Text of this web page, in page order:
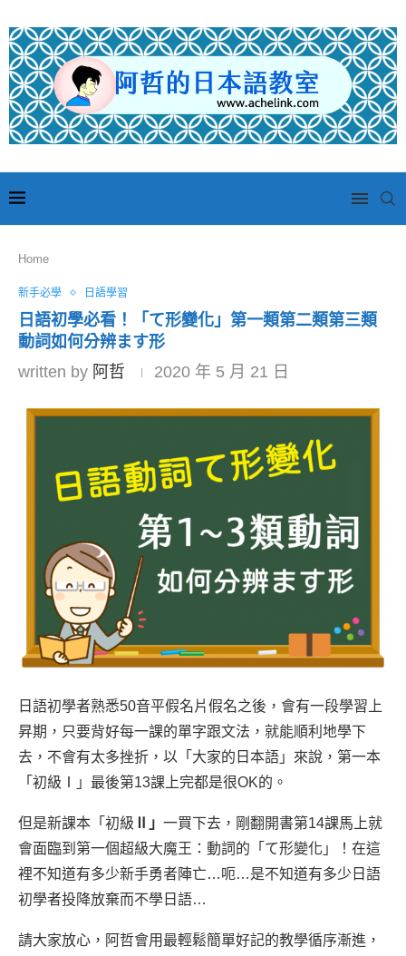
Home
新手必學 日語學習
日語初學必看！「て形變化」第一類第二類第三類
動詞如何分辨ます形
written by 阿哲 2020 年 5 月 21 日
日語初學者熟悉50音平假名片假名之後，會有一段學習上
昇期，只要背好每一課的單字跟文法，就能順利地學下
去，不會有太多挫折，以「大家的日本語」來說，第一本
「初級Ⅰ」最後第13課上完都是很OK的。
但是新課本「初級 Ⅱ」 一買下去，剛翻開書第14課馬上就
會面臨到第一個超級大魔王：動詞的「て形變化」！在這
裡不知道有多少新手勇者陣亡…呃…是不知道有多少日語
初學者投降放棄而不學日語…
請大家放心，阿哲會用最輕鬆簡單好記的教學循序漸進，